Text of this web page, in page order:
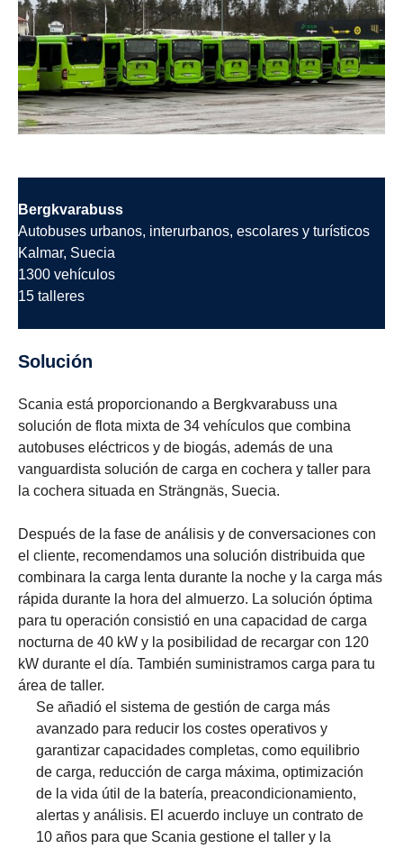
Bergkvarabuss
Autobuses urbanos, interurbanos, escolares y turísticos
Kalmar, Suecia
1300 vehículos
15 talleres
Solución
Scania está proporcionando a Bergkvarabuss una
solución de flota mixta de 34 vehículos que combina
autobuses eléctricos y de biogás, además de una
vanguardista solución de carga en cochera y taller para
la cochera situada en Strängnäs, Suecia.
Después de la fase de análisis y de conversaciones con
el cliente, recomendamos una solución distribuida que
combinara la carga lenta durante la noche y la carga más
rápida durante la hora del almuerzo. La solución óptima
para tu operación consistió en una capacidad de carga
nocturna de 40 kW y la posibilidad de recargar con 120
kW durante el día. También suministramos carga para tu
área de taller.
Se añadió el sistema de gestión de carga más
avanzado para reducir los costes operativos y
garantizar capacidades completas, como equilibrio
de carga, reducción de carga máxima, optimización
de la vida útil de la batería, preacondicionamiento,
alertas y análisis. El acuerdo incluye un contrato de
10 años para que Scania gestione el taller y la